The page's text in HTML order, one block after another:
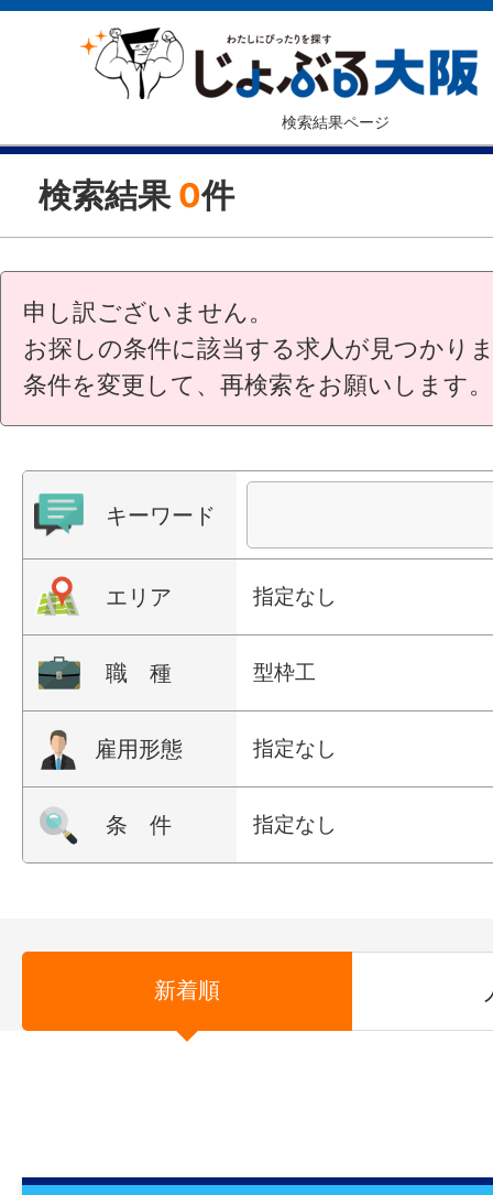
検索結果ページ
検索結果 0件
申し訳ございません。
お探しの条件に該当する求人が見つかり
条件を変更して、再検索をお願いします。
キーワード
エリア 指定なし
職 種 型枠工
雇用形態 指定なし
条 件 指定なし
新着順